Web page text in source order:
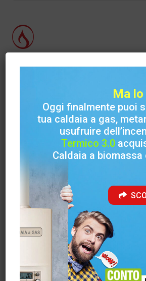
Carinci Group S.p.A.
Via Case Priori, 26 (S. Francesca)
Sede amministrativa
Via Felci ( Zona Industriale ) 03039
Telefono
+39 0776 812704
info@carincigroup.it
Ma
Oggi finalmente puoi
tua caldaia a gas,
usufruire
Termico 3.0
Caldaia a biomassa